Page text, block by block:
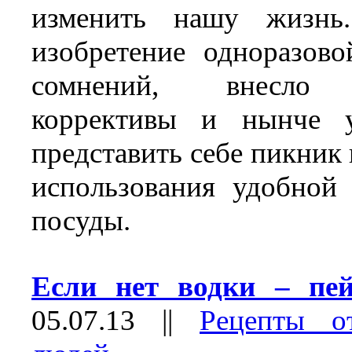
изменить нашу
изобретение
сомнений, внесло
коррективы и нынче
представить себе
использования
посуды.
Если нет водки –
05.07.13 || Рецепты